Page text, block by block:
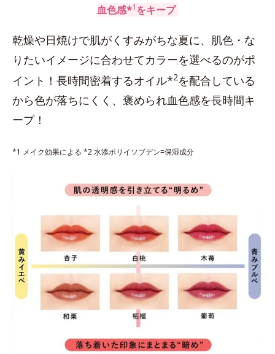
血色感*1をキープ
乾燥や日焼けで肌がくすみがちな夏に、肌色・な
りたいイメージに合わせてカラーを選べるのがポ
イント！長時間密着するオイル*2を配合している
から色が落ちにくく、褒められ血色感を長時間キ
ープ！
*1 メイク効果による *2 水添ポリイソブデン=保湿成分